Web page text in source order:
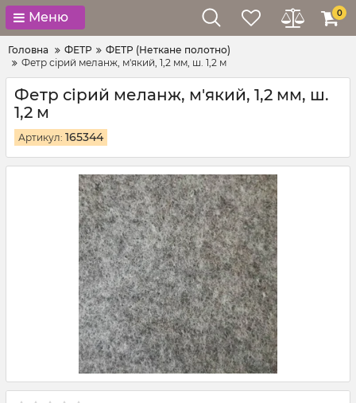
Меню 0
Головна ФЕТР
ФЕТР (Неткане полотно)
Фетр сірий меланж, м'який, 1,2 мм, ш. 1,2 м
Фетр сірий меланж, м'який, 1,2 мм, ш.
1,2 м
Артикул: 165344